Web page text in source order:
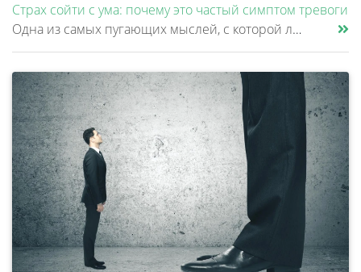
Страх сойти с ума: почему это частый симптом тревоги
Одна из самых пугающих мыслей, с которой люди приходят к психиатру – это страх сойти с ума. Причем многие стесняются рас......